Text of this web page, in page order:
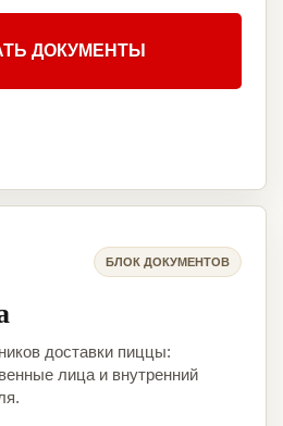
ДОКУМЕНТЫ
БЛОК ДОКУМЕНТОВ
доставки пиццы:
лица и внутренний